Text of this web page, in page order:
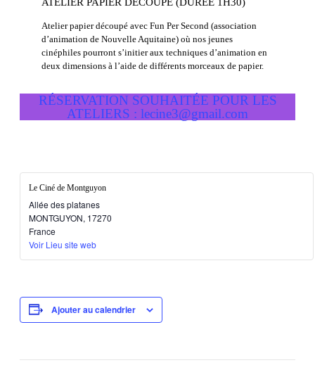
Atelier papier découpé avec Fun Per Second (association
d’animation de Nouvelle Aquitaine) où nos jeunes
cinéphiles pourront s’initier aux techniques d’animation en
deux dimensions à l’aide de différents morceaux de papier.
RÉSERVATION SOUHAITÉE POUR LES
ATELIERS : lecine3@gmail.com
Le Ciné de Montguyon
Allée des platanes
MONTGUYON, 17270
France
Voir Lieu site web
Ajouter au calendrier